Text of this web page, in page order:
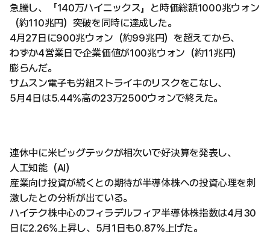
急騰し、「140万ハイニックス」と時価総額1000兆ウォン
（約110兆円）突破を同時に達成した。
4月27日に900兆ウォン（約99兆円）を超えてから、
わずか4営業日で企業価値が100兆ウォン（約11兆円）
膨らんだ。
サムスン電子も労組ストライキのリスクをこなし、
5月4日は5.44%高の23万2500ウォンで終えた。
連休中に米ビッグテックが相次いで好決算を発表し、
人工知能（AI）
産業向け投資が続くとの期待が半導体株への投資心理を刺
激したとの分析が出ている。
ハイテク株中心のフィラデルフィア半導体株指数は4月30
日に2.26%上昇し、5月1日も0.87%上げた。